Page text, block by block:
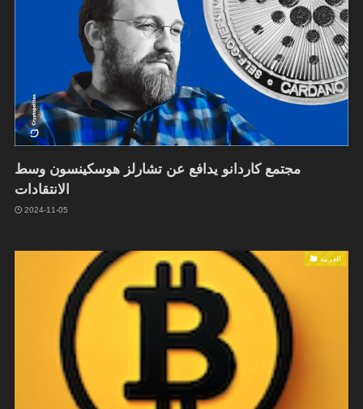
مجتمع كاردانو يدافع عن تشارلز هوسكينسون وسط
الانتقادات
2024-11-05
العربية